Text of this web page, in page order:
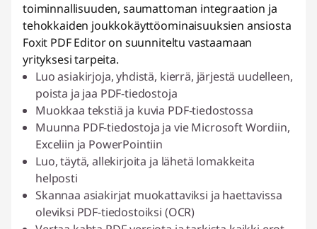
toiminnallisuuden, saumattoman integraation ja
tehokkaiden joukkokäyttöominaisuuksien ansiosta
Foxit PDF Editor on suunniteltu vastaamaan
yrityksesi tarpeita.
Luo asiakirjoja, yhdistä, kierrä, järjestä uudelleen,
poista ja jaa PDF-tiedostoja
Muokkaa tekstiä ja kuvia PDF-tiedostossa
Muunna PDF-tiedostoja ja vie Microsoft Wordiin,
Exceliin ja PowerPointiin
Luo, täytä, allekirjoita ja lähetä lomakkeita
helposti
Skannaa asiakirjat muokattaviksi ja haettavissa
oleviksi PDF-tiedostoiksi (OCR)